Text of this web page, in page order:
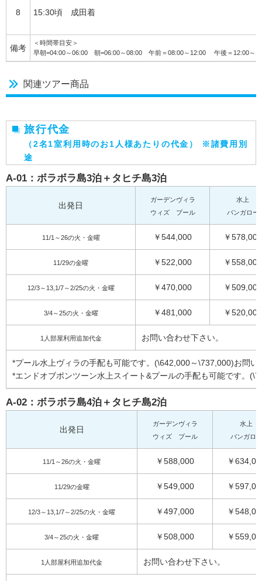
8 15:30頃 成田着
備考
＜時間帯目安＞
早朝=04:00～06:00 朝=06:00～08:00 午前＝08:00～12:00 午後＝12:00～
関連ツアー商品
旅行代金
（2名1室利用時のお1人様あたりの代金） ※諸費用別
途
A-01：ボラボラ島3泊＋タヒチ島3泊
出発日
ガーデンヴィラ
ウィズ プール
水上
バンガロー
11/1～26の火・金曜 ￥544,000 ￥578,000
11/29の金曜 ￥522,000 ￥558,000
12/3～13,1/7～2/25の火・金曜 ￥470,000 ￥509,000
3/4～25の火・金曜 ￥481,000 ￥520,000
1人部屋利用追加代金 お問い合わせ下さい。
*プール水上ヴィラの手配も可能です。(\642,000～\737,000)お問い
*エンドオブポンツーン水上スイート&プールの手配も可能です。
A-02：ボラボラ島4泊＋タヒチ島2泊
出発日
ガーデンヴィラ
ウィズ プール
水上
バンガロー
11/1～26の火・金曜 ￥588,000 ￥
11/29の金曜 ￥549,000 ￥
12/3～13,1/7～2/25の火・金曜 ￥497,000 ￥
3/4～25の火・金曜 ￥508,000 ￥
1人部屋利用追加代金 お問い合わせ下さい。